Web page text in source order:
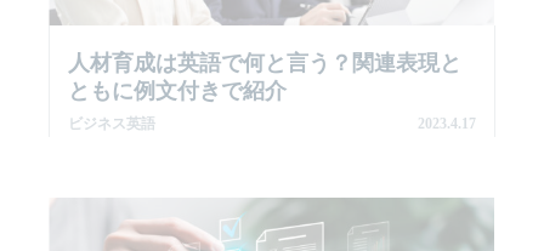
人材育成は英語で何と言う？関連表現と
ともに例文付きで紹介
ビジネス英語 2023.4.17